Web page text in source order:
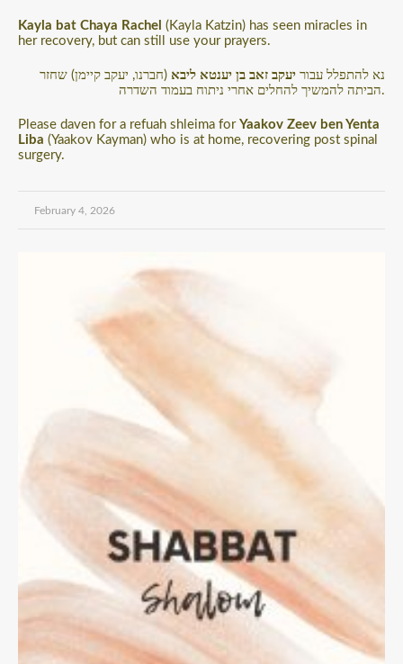
Kayla bat Chaya Rachel (Kayla Katzin) has seen miracles in
her recovery, but can still use your prayers.
נא להתפלל עבור יעקב זאב בן יענטא ליבא (חברנו, יעקב קיימן) שחזר
הביתה להמשיך להחלים אחרי ניתוח בעמוד השדרה.
Please daven for a refuah shleima for Yaakov Zeev ben Yenta
Liba (Yaakov Kayman) who is at home, recovering post spinal
surgery.
February 4, 2026